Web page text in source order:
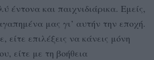
έντονα και παιχνιδιάρικα. Εμείς,
μας γι’ αυτήν την εποχή.
είτε επιλέξεις να κάνεις μόνη
είτε με τη βοήθεια